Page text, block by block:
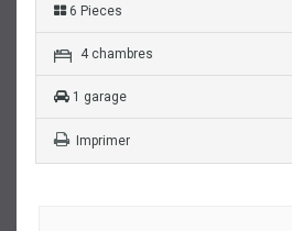
6 Pieces
4 chambres
1 garage
Imprimer